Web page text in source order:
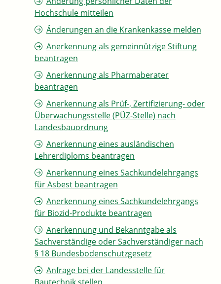
Hochschule mitteilen
Änderungen an die Krankenkasse melden
Anerkennung als gemeinnützige Stiftung
beantragen
Anerkennung als Pharmaberater
beantragen
Anerkennung als Prüf-, Zertifizierung- oder
Überwachungsstelle (PÜZ-Stelle) nach
Landesbauordnung
Anerkennung eines ausländischen
Lehrerdiploms beantragen
Anerkennung eines Sachkundelehrgangs
für Asbest beantragen
Anerkennung eines Sachkundelehrgangs
für Biozid-Produkte beantragen
Anerkennung und Bekanntgabe als
Sachverständige oder Sachverständiger nach
§ 18 Bundesbodenschutzgesetz
Anfrage bei der Landesstelle für